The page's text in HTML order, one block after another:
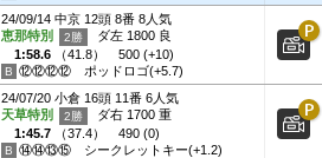
24/09/14 中京 12頭 8番 8人気
恵那特別
ダ左 1800 良
1:58.6 （41.8）
500 (+10)
⑫⑫⑫⑫
ポッドロゴ(+5.7)
24/07/20 小倉 16頭 11番 6人気
天草特別
ダ右 1700 重
1:45.7 （37.4）
490 (0)
⑭⑭⑬⑮
シークレットキー(+1.2)